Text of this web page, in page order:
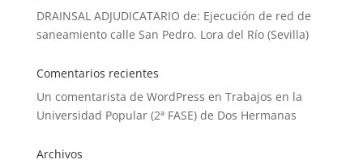
DRAINSAL ADJUDICATARIO de: Ejecución de red de
saneamiento calle San Pedro. Lora del Río (Sevilla)
Comentarios recientes
Un comentarista de WordPress en Trabajos en la
Universidad Popular (2ª FASE) de Dos Hermanas
Archivos